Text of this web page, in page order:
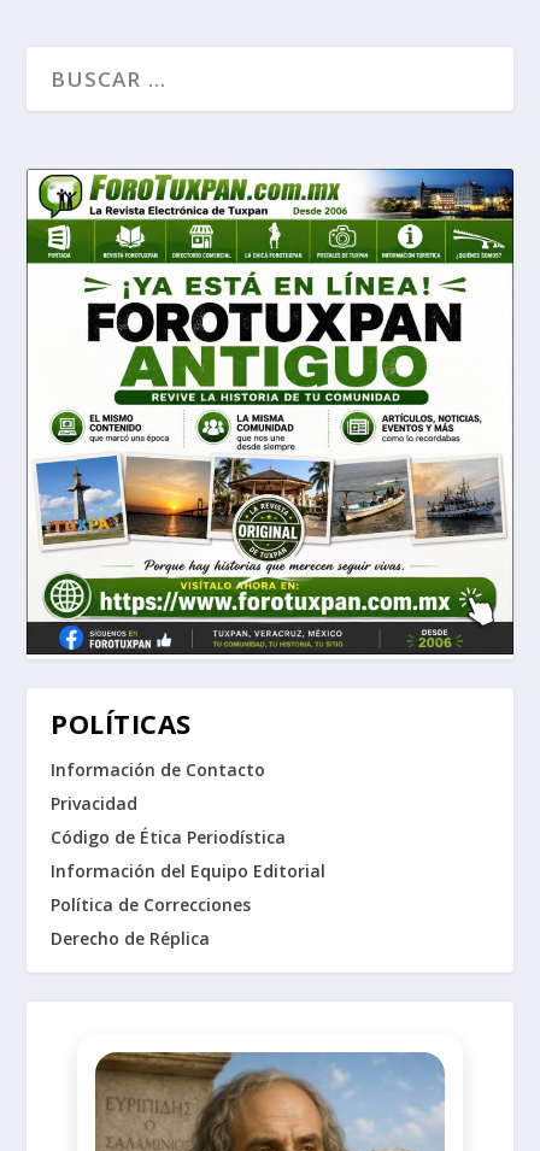
POLÍTICAS
Información de Contacto
Privacidad
Código de Ética Periodística
Información del Equipo Editorial
Política de Correcciones
Derecho de Réplica